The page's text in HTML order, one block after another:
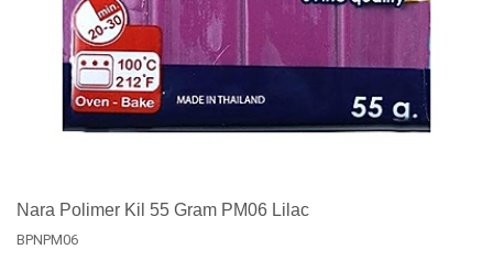
Nara Polimer Kil 55 Gram PM06 Lilac
BPNPM06